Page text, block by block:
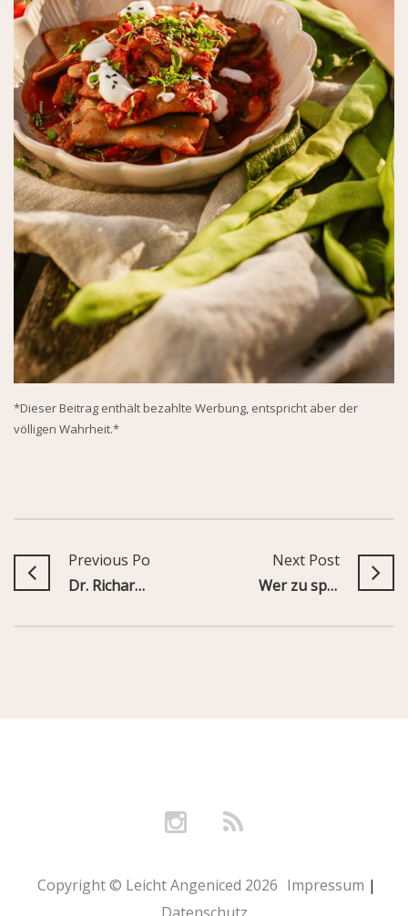
*Dieser Beitrag enthält bezahlte Werbung, entspricht aber der
völligen Wahrheit.*
Previous Post
Dr. Richard Kimble – Auf der Flucht
Next Post
Wer zu spät kommt, den bestraft das Brötchen
Copyright © Leicht Angeniced 2026 Impressum |